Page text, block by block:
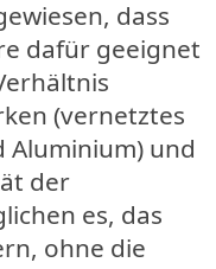
dass
dafür geeignet
(vernetztes
Aluminium) und
der
es, das
ohne die